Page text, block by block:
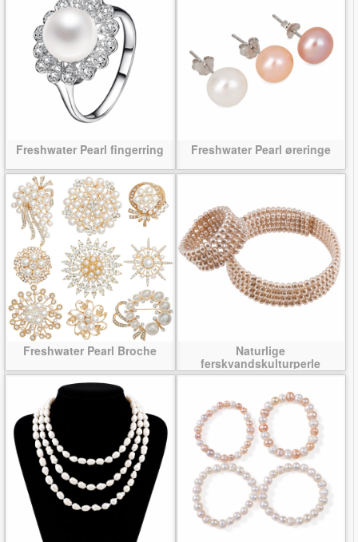
Freshwater Pearl fingerring Freshwater Pearl øreringe
Freshwater Pearl Broche
Naturlige
ferskvandskulturperle
Smykke sæt